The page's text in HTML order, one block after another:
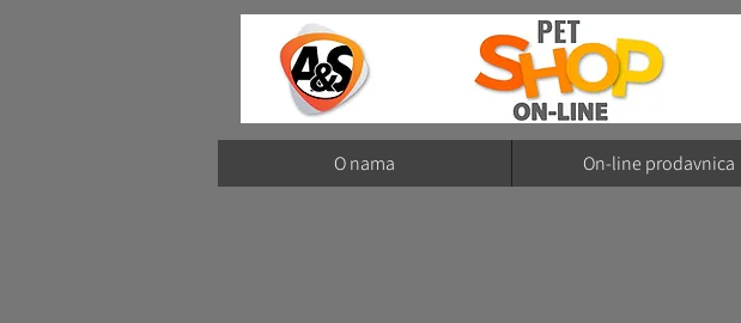
O nama On-line prodavnica